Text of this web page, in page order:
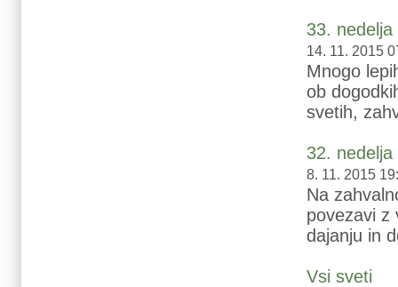
33.
14. 11. 2015
Mnogo
ob
svetih,
32.
8. 11. 2015
Na
povezavi z
dajanju in
Vsi sveti